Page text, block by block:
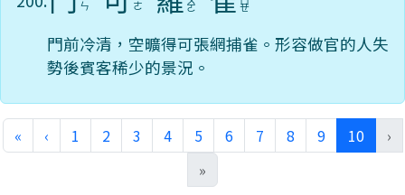
ㄣ
ㄜ
ㄛ ㄝ
門前冷清，空曠得可張網捕雀。形容做官的人失
勢後賓客稀少的景況。
« ‹ 1 2 3 4 5 6 7 8 9 10
›
»